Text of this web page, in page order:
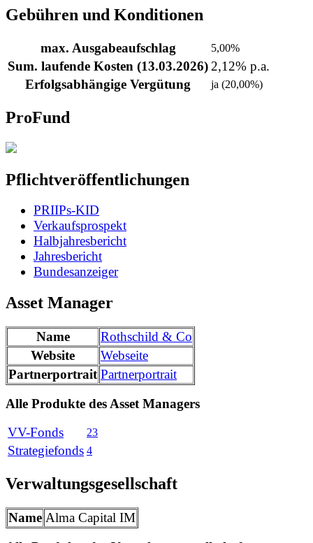
Gebühren und Konditionen
max. Ausgabeaufschlag 5,00%
Sum. laufende Kosten (13.03.2026) 2,12% p.a.
Erfolgsabhängige Vergütung
ja (20,00%)
ProFund
Pflichtveröffentlichungen
PRIIPs-KID
Verkaufsprospekt
Halbjahresbericht
Jahresbericht
Bundesanzeiger
Asset Manager
Name
Rothschild & Co
Website
Webseite
Partnerportrait Partnerportrait
Alle Produkte des Asset Managers
VV-Fonds
23
Strategiefonds 4
Verwaltungsgesellschaft
Name Alma Capital IM